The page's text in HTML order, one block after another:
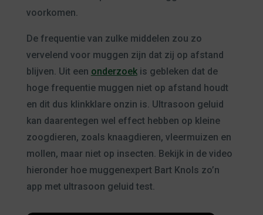
voorkomen.
De frequentie van zulke middelen zou zo
vervelend voor muggen zijn dat zij op afstand
blijven. Uit een onderzoekis gebleken dat de
hoge frequentie muggen niet op afstand houdt
en dit dus klinkklare onzin is. Ultrasoon geluid
kan daarentegen wel effect hebben op kleine
zoogdieren, zoals knaagdieren, vleermuizen en
mollen, maar niet op insecten. Bekijk in de video
hieronder hoe muggenexpert Bart Knols zo’n
app met ultrasoon geluid test.